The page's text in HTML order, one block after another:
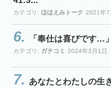
カテゴリ: ほほえみトーク 2021年7
「奉仕は喜びです…
カテゴリ: ガチコミ 2024年3月1日
あなたとわたしの